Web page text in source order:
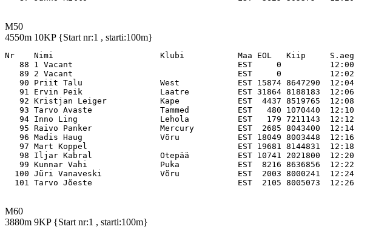
M50
4550m 10KP {Start nr:1 , starti:100m}
Nr    Nimi                      Klubi           Maa EOL   Kiip     S.aeg
88 1 Vacant                                  EST     0          12:00
   89 2 Vacant                                  EST     0          12:02
   90 Priit Talu                West            EST 15874 8647290  12:04
   91 Ervin Peik                Laatre          EST 31864 8188183  12:06
   92 Kristjan Leiger           Kape            EST  4437 8519765  12:08
   93 Tarvo Avaste              Tammed          EST   480 1070440  12:10
   94 Inno Ling                 Lehola          EST   179 7211143  12:12
   95 Raivo Panker              Mercury         EST  2685 8043400  12:14
   96 Madis Haug                Võru            EST 18049 8003448  12:16
   97 Mart Koppel                               EST 19681 8144831  12:18
   98 Iljar Kabral              Otepää          EST 10741 2021800  12:20
   99 Kunnar Vahi               Puka            EST  8216 8636856  12:22
  100 Jüri Vanaveski            Võru            EST  2003 8000241  12:24
M60
3880m 9KP {Start nr:1 , starti:100m}